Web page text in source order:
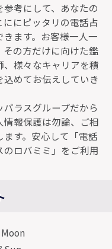
考にして、あなたの
にピッタリの電話占
ます。お客様一人一
の方だけに向けた鑑
様々なキャリアを積
めてお伝えしていき
ラスグループだから
報保護は勿論、ご相
す。安心して「電話
ロバミミ」をご利用